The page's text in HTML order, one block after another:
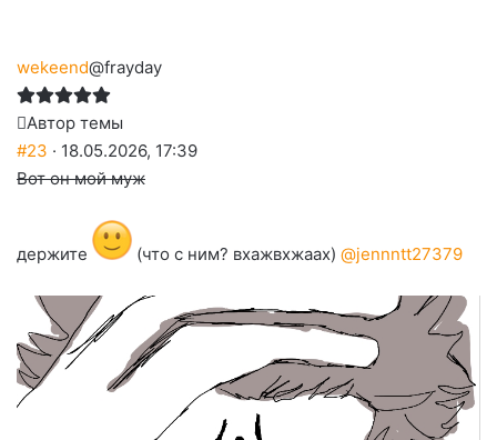
wekeend@frayday
Автор темы
#23 · 18.05.2026, 17:39
Вот он мой муж
держите (что с ним? вхажвхжаах) @jennntt27379